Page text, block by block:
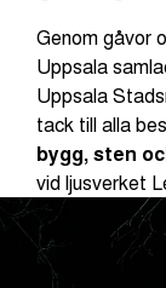
Genom gåvor
Uppsala
Uppsala
tack till alla
bygg, sten
vid ljusverket